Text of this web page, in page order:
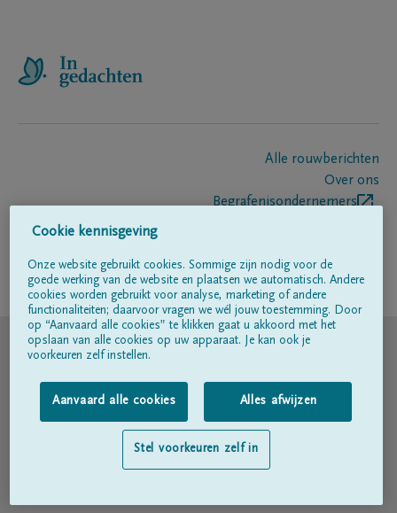
Alle rouwberichten
Over ons
Begrafenisondernemers
Volg ons op
© DELA
Gebruiksvoorwaarden
Privacyverklaring
Toegankelijkheidsverklaring
Cookie kennisgeving
Onze website gebruikt cookies. Sommige zijn nodig voor de
goede werking van de website en plaatsen we automatisch. Andere
cookies worden gebruikt voor analyse, marketing of andere
functionaliteiten; daarvoor vragen we wél jouw toestemming. Door
op “Aanvaard alle cookies” te klikken gaat u akkoord met het
opslaan van alle cookies op uw apparaat. Je kan ook je
voorkeuren zelf instellen.
Aanvaard alle cookies Alles afwijzen
Stel voorkeuren zelf in